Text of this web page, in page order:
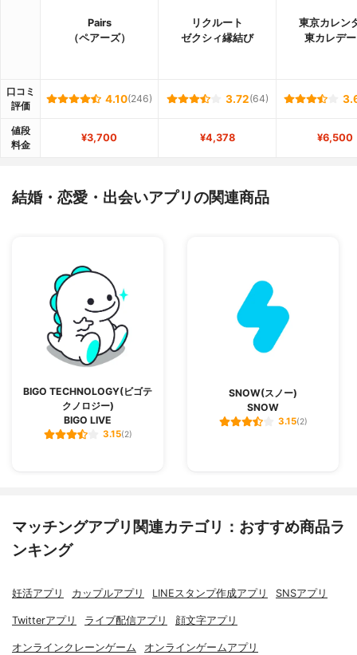
Pairs
（ペアーズ）
リクルート
ゼクシィ縁結び
東京カレン
東カレデ
口コミ
評価
4.10(246) 3.72(64)
値段
料金
¥3,700 ¥4,378 ¥6,500
結婚・恋愛・出会いアプリの関連商品
BIGO TECHNOLOGY(ビゴテ
クノロジー)
BIGO LIVE
3.15(2)
SNOW(スノー)
SNOW
3.15(2)
マッチングアプリ関連カテゴリ：おすすめ商品ラ
ンキング
妊活アプリ カップルアプリ LINEスタンプ作成アプリ SNSアプリ
Twitterアプリ ライブ配信アプリ 顔文字アプリ
オンラインクレーンゲーム オンラインゲームアプリ